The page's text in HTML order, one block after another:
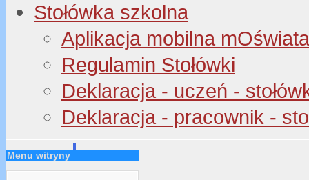
Stołówka szkolna
Aplikacja mobilna
Regulamin Stołówki
Deklaracja - uczeń -
Deklaracja - pracownik -
Menu witryny